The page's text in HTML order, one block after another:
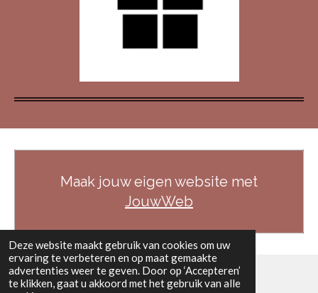
Deze website maakt gebruik van cookies om uw
ervaring te verbeteren en op maat gemaakte
advertenties weer te geven. Door op ‘Accepteren’
te klikken, gaat u akkoord met het gebruik van alle
Maak jouw eigen website met
JouwWeb